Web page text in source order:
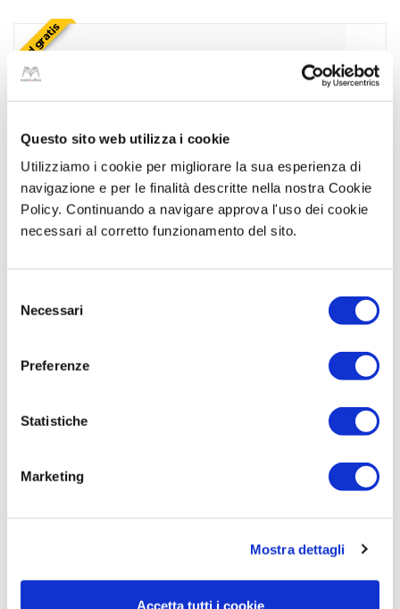
Questo sito web utilizza i cookie
Utilizziamo i cookie per migliorare la sua esperienza di
navigazione e per le finalità descritte nella nostra Cookie
Policy. Continuando a navigare approva l'uso dei cookie
necessari al corretto funzionamento del sito.
delNecessari
Preferenze
Statistiche
Marketing
Mostra dettagli
Accetta tutti i cookie
sped gratis
Consegna in 15 - 20 gg